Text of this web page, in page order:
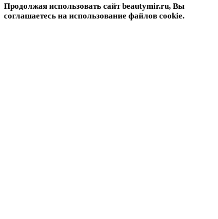
Продолжая использовать сайт beautymir.ru, Вы
соглашаетесь на использование файлов cookie.